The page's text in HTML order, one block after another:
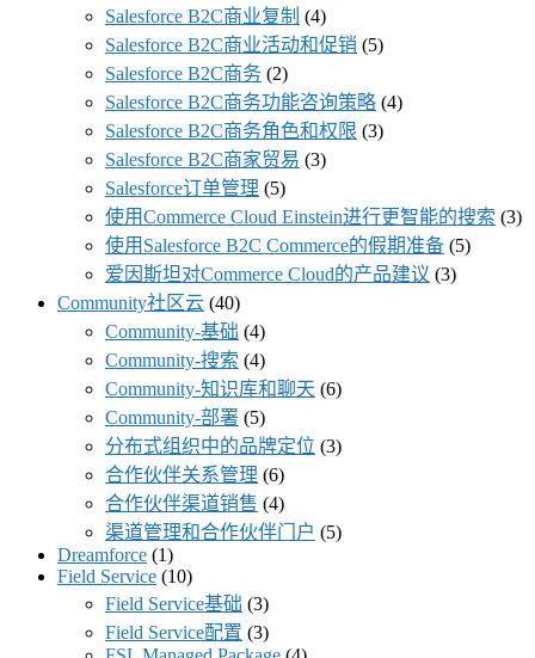
Salesforce B2C商业复制 (4)
Salesforce B2C商业活动和促销 (5)
Salesforce B2C商务 (2)
Salesforce B2C商务功能咨询策略 (4)
Salesforce B2C商务角色和权限 (3)
Salesforce B2C商家贸易 (3)
Salesforce订单管理 (5)
使用Commerce Cloud Einstein进行更智能的搜索 (3)
使用Salesforce B2C Commerce的假期准备 (5)
爱因斯坦对Commerce Cloud的产品建议 (3)
Community社区云 (40)
Community-基础 (4)
Community-搜索 (4)
Community-知识库和聊天 (6)
Community-部署 (5)
分布式组织中的品牌定位 (3)
合作伙伴关系管理 (6)
合作伙伴渠道销售 (4)
渠道管理和合作伙伴门户 (5)
Dreamforce (1)
Field Service (10)
Field Service基础 (3)
Field Service配置 (3)